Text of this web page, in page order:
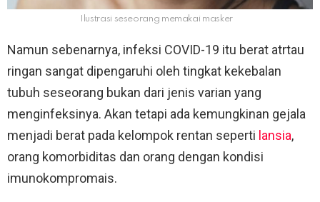
Ilustrasi seseorang memakai masker
Namun sebenarnya, infeksi COVID-19 itu berat atrtau
ringan sangat dipengaruhi oleh tingkat kekebalan
tubuh seseorang bukan dari jenis varian yang
menginfeksinya. Akan tetapi ada kemungkinan gejala
menjadi berat pada kelompok rentan seperti lansia,
orang komorbiditas dan orang dengan kondisi
imunokompromais.